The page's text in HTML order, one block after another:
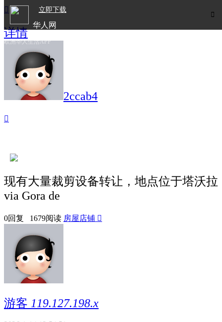

立即下载
华人网
欧洲华人生活APP

详情
2ccab4

现有大量裁剪设备转让，地点位于塔沃拉
via Gora de
0回复 1679阅读 房屋店铺 
游客 119.127.198.x